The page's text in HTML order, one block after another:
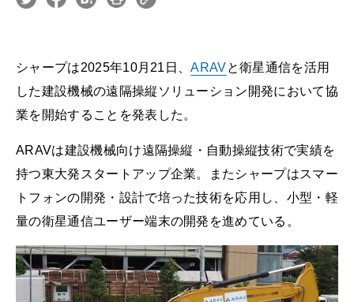
シャープは2025年10月21日、ARAVと衛星通信を活用
した建設機械の遠隔操縦ソリューション開発において協
業を開始することを発表した。
ARAVは建設機械向け遠隔操縦・自動操縦技術で実績を
持つ東大発スタートアップ企業。またシャープはスマー
トフォンの開発・設計で培った技術を応用し、小型・軽
量の衛星通信ユーザー端末の開発を進めている。